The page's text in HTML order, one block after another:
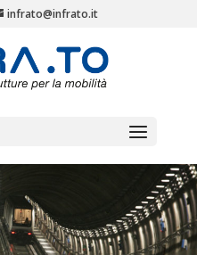
infrato@infrato.it